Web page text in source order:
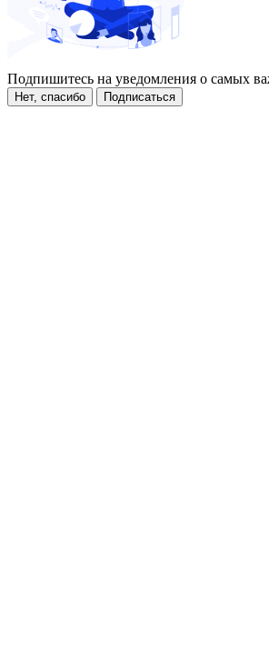
Подпишитесь на уведомления о самых
Нет, спасибо Подписаться